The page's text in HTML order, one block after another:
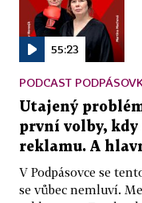
55:23
PODCAST
Utajený
první volby,
reklamu. A
V Podpásovce se
se vůbec nemluví.